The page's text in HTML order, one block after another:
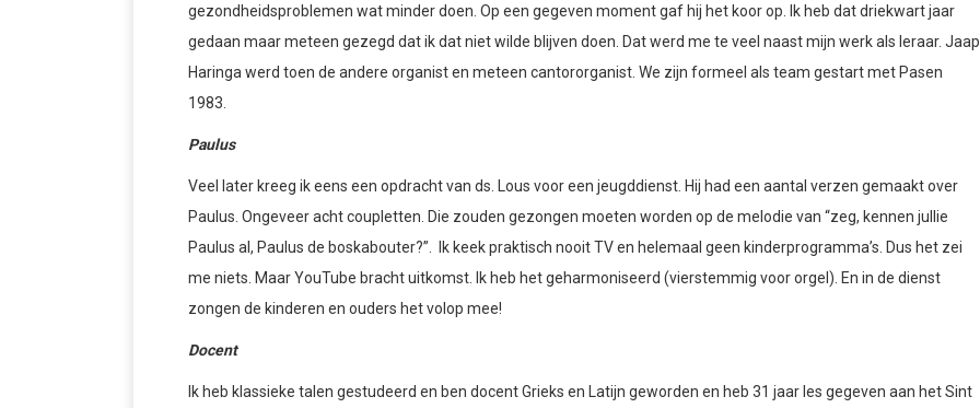
gezondheidsproblemen wat minder doen. Op een gegeven moment gaf hij het koor op. Ik heb dat driekwart jaar
gedaan maar meteen gezegd dat ik dat niet wilde blijven doen. Dat werd me te veel naast mijn werk als leraar. Jaap
Haringa werd toen de andere organist en meteen cantororganist. We zijn formeel als team gestart met Pasen
1983.
Paulus
Veel later kreeg ik eens een opdracht van ds. Lous voor een jeugddienst. Hij had een aantal verzen gemaakt over
Paulus. Ongeveer acht coupletten. Die zouden gezongen moeten worden op de melodie van “zeg, kennen jullie
Paulus al, Paulus de boskabouter?”. Ik keek praktisch nooit TV en helemaal geen kinderprogramma’s. Dus het zei
me niets. Maar YouTube bracht uitkomst. Ik heb het geharmoniseerd (vierstemmig voor orgel). En in de dienst
zongen de kinderen en ouders het volop mee!
Docent
Ik heb klassieke talen gestudeerd en ben docent Grieks en Latijn geworden en heb 31 jaar les gegeven aan het Sint